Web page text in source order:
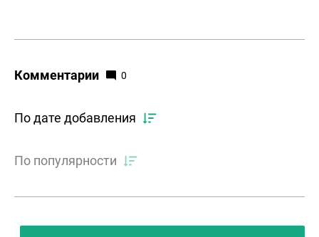
Комментарии 0
По дате добавления
По популярности